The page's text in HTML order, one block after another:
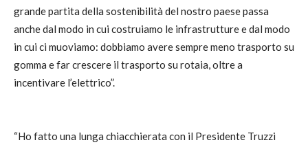
grande partita della sostenibilità del nostro paese passa
anche dal modo in cui costruiamo le infrastrutture e dal modo
in cui ci muoviamo: dobbiamo avere sempre meno trasporto su
gomma e far crescere il trasporto su rotaia, oltre a
incentivare l’elettrico”.
“Ho fatto una lunga chiacchierata con il Presidente Truzzi